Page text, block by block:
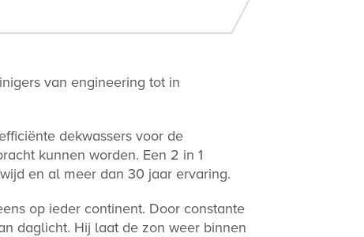
van engineering tot in
dekwassers voor de
kunnen worden. Een 2 in 1
en al meer dan 30 jaar ervaring.
op ieder continent. Door constante
daglicht. Hij laat de zon weer binnen